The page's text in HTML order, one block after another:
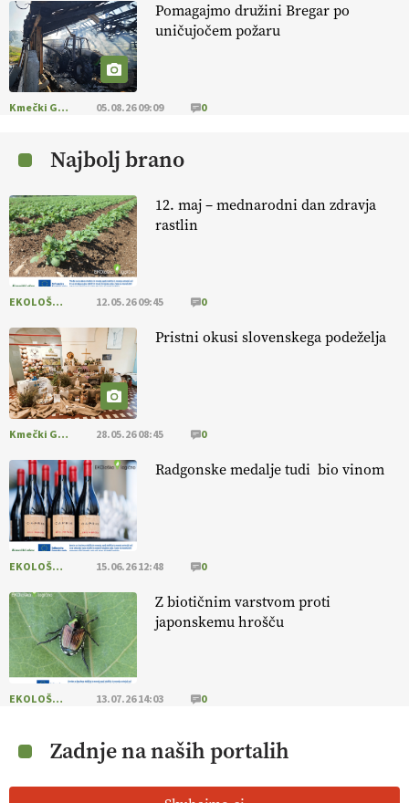
EKOloško = logično: ekološkio čebelarstvo
BOZOVIČAR
EKOloško = logično: kmetija SADONIK
EKOloško = logično: kmetija Pr' POLONI in
EKOloško = logično: kmetija ZEL
Pomagajmo družini Bregar po
uničujočem požaru
Kmečki Glas 05.08.26 09:09 0
Najbolj brano
12. maj – mednarodni dan zdravja
rastlin
EKOLOŠKO LOGIČNO 12.05.26 09:45 0
Pristni okusi slovenskega podeželja
Kmečki Glas 28.05.26 08:45 0
Radgonske medalje tudi bio vinom
EKOLOŠKO LOGIČNO 15.06.26 12:48 0
Z biotičnim varstvom proti
japonskemu hrošču
EKOLOŠKO LOGIČNO 13.07.26 14:03 0
Zadnje na naših portalih